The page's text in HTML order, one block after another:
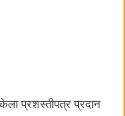
प्रशस्तीपत्र प्रदान